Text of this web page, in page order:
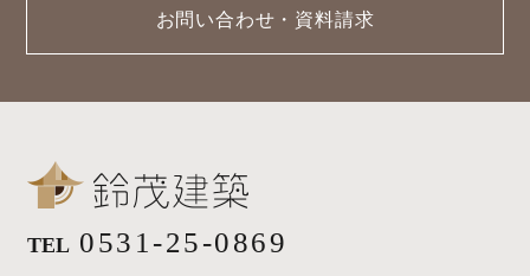
お問い合わせ・資料請求
TEL 0531-25-0869